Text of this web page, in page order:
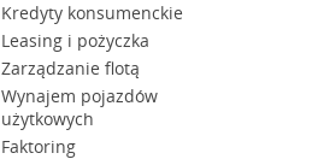
Kredyty konsumenckie
Leasing i pożyczka
Zarządzanie flotą
Wynajem pojazdów
użytkowych
Faktoring